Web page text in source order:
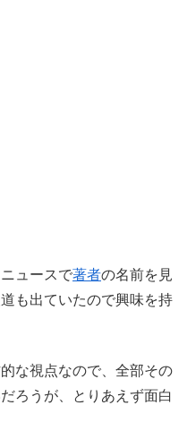
ュースで著者の名前を見
も出ていたので興味を持
な視点なので、全部その
ろうが、とりあえず面白